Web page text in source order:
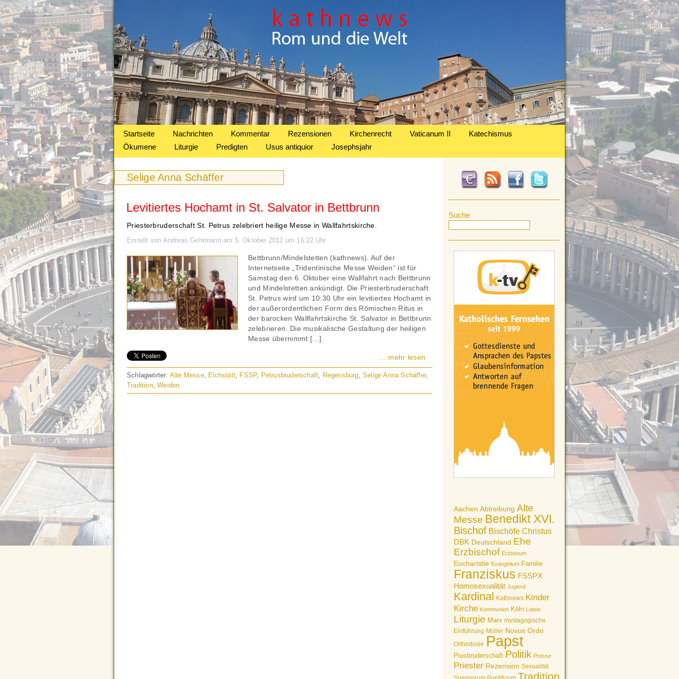
Startseite Nachrichten Kommentar Rezensionen Kirchenrecht Vaticanum II
Katechismus
Ökumene
Liturgie Predigten Usus antiquior Josephsjahr
Suche
Aachen Abtreibung Alte
Messe Benedikt XVI.
Bischof Bischöfe Christus
DBK Deutschland Ehe
Erzbischof Erzbistum
Eucharistie Evangelium Familie
Franziskus FSSPX
Homosexualität Jugend
Kardinal Kathnews Kinder
Kirche Kommunion Köln Latein
Liturgie Marx mystagogische
Einführung Müller Novus Ordo
Orthodoxie Papst
Piusbruderschaft Politik Presse
Priester Rezension Sexualität
Tradition
Selige Anna Schäffer
Levitiertes Hochamt in St. Salvator in Bettbrunn
Priesterbruderschaft St. Petrus zelebriert heilige Messe in Wallfahrtskirche.
Erstellt von Andreas Gehrmann am 5. Oktober 2012 um 16:22 Uhr
Bettbrunn/Mindelstetten (kathnews). Auf der
Internetseite „Tridentinische Messe Weiden“ ist für
Samstag den 6. Oktober eine Wallfahrt nach Bettbrunn
und Mindelstetten ankündigt. Die Priesterbruderschaft
St. Petrus wird um 10:30 Uhr ein levitiertes Hochamt in
der außerordentlichen Form des Römischen Ritus in
der barocken Wallfahrtskirche St. Salvator in Bettbrunn
zelebrieren. Die musikalische Gestaltung der heiligen
Messe übernimmt […]
... mehr lesen
Schlagwörter: Alte Messe, Eichstätt, FSSP, Petrusbruderschaft, Regensburg,Selige Anna Schäffer,
Tradition,Weiden